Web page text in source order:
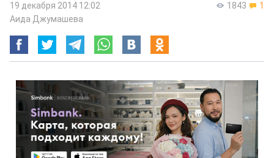
1843 1
19 декабря 2014 12:02
Аида Джумашева